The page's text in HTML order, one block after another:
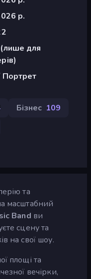
р.
для
Бізнес 109
та
масштабний
Band ви
сцену та
на свої шоу.
площі та
вечірки,